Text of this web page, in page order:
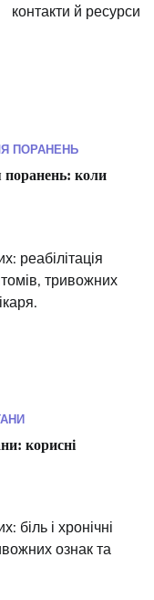
контакти й ресурси
ПОРАНЕНЬ
поранень: коли
реабілітація
тривожних
корисні
біль і хронічні
ознак та